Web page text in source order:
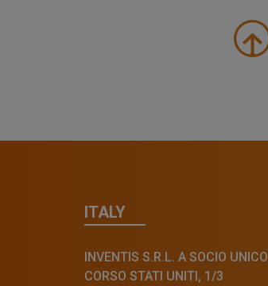
ITALY
INVENTIS S.R.L. A SOCIO UNICO
CORSO STATI UNITI, 1/3